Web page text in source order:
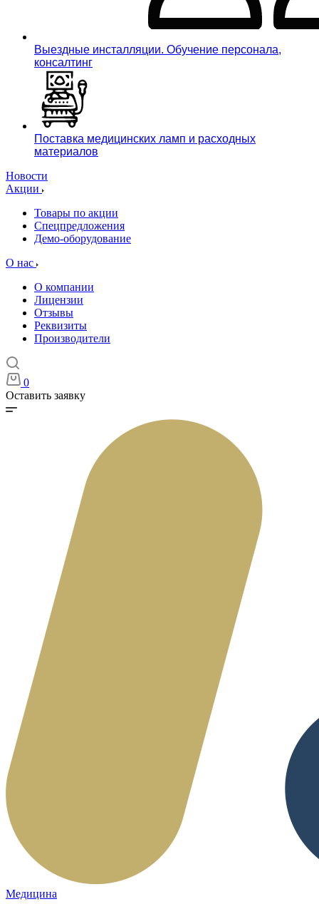
Выездные инсталляции. Обучение персонала,
консалтинг
Поставка медицинских ламп и расходных
материалов
Новости
Акции
Товары по акции
Спецпредложения
Демо-оборудование
О нас
О компании
Лицензии
Отзывы
Реквизиты
Производители
0
Оставить заявку
Медицина